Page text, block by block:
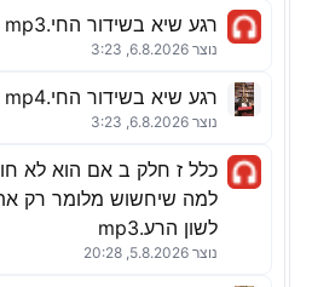
רגע שיא בשידור החי.mp3
נוצר 6.8.2026, 3:23
רגע שיא בשידור החי.mp4
נוצר 6.8.2026, 3:23
כלל ז חלק ב אם הוא לא
למה שיחשוש מלומר רק את
לשון הרע.mp3
נוצר 5.8.2026, 20:28